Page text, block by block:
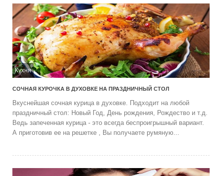
Кухня
СОЧНАЯ КУРОЧКА В ДУХОВКЕ НА ПРАЗДНИЧНЫЙ СТОЛ
Вкуснейшая сочная курица в духовке. Подходит на любой
праздничный стол: Новый Год, День рождения, Рождество и т.д.
Ведь запеченная курица - это всегда беспроигрышный вариант.
А приготовив ее на решетке , Вы получаете румяную...